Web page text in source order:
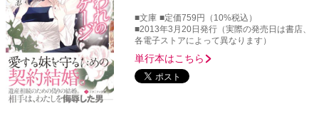
■文庫 ■定価759円（10%税込）
■2013年3月20日発行（実際の発売日は書店、
各電子ストアによって異なります）
単行本はこちら